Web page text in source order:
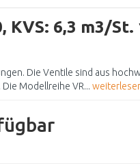
KVS: 6,3 m3/St.
Die Ventile sind aus
Modellreihe VR...